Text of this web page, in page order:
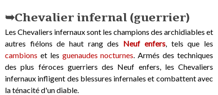
Chevalier infernal (guerrier)
Les Chevaliers infernaux sont les champions des archidiables et
autres fiélons de haut rang des Neuf enfers, tels que les
cambions et les guenaudes nocturnes. Armés des techniques
des plus féroces guerriers des Neuf enfers, les Chevaliers
infernaux infligent des blessures infernales et combattent avec
la ténacité d'un diable.